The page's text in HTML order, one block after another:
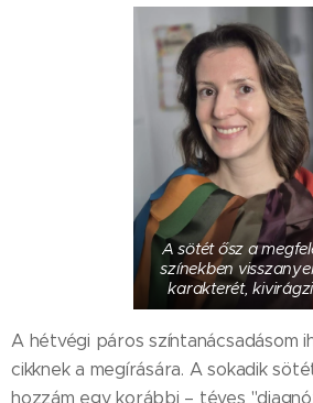
A sötét ősz a
színekben
karakterét,
A hétvégi páros színtanácsadásom
cikknek a megírására. A sokadik
hozzám egy korábbi – téves